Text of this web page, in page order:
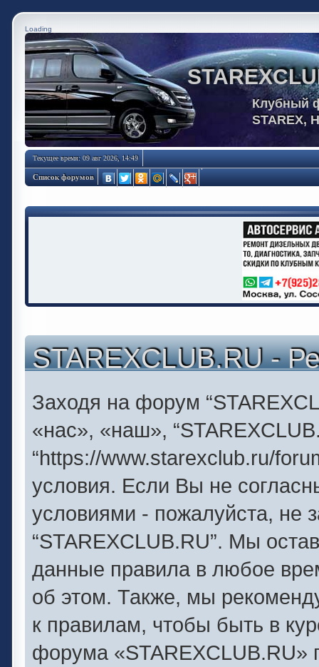
Loading
Клубный
STAREX,
Текущее время: 09 авг 2026, 14:49
Список форумов
STAREXCLUB.RU -
Заходя на форум
«нас», «наш»,
“https://www.starexclub.ru/
условия. Если Вы не
условиями - пожалуйста, не
“STAREXCLUB.RU”. Мы
данные правила в любое
об этом. Также, мы
к правилам, чтобы быть в
форума «STAREXCLUB.RU»